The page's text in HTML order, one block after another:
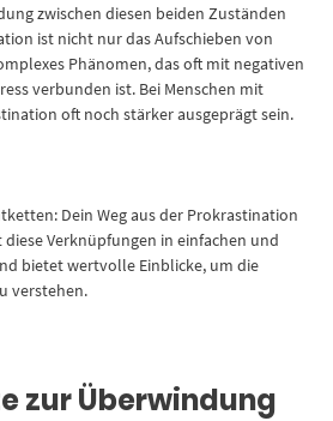
zwischen diesen beiden Zuständen
ist nicht nur das Aufschieben von
Phänomen, das oft mit negativen
verbunden ist. Bei Menschen mit
oft noch stärker ausgeprägt sein.
Dein Weg aus der Prokrastination
Verknüpfungen in einfachen und
bietet wertvolle Einblicke, um die
verstehen.
zur Überwindung